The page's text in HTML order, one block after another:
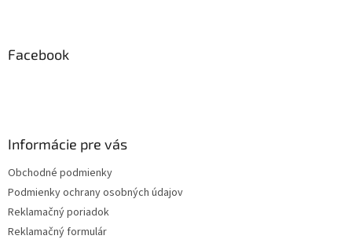
Facebook
Informácie pre vás
Obchodné podmienky
Podmienky ochrany osobných údajov
Reklamačný poriadok
Reklamačný formulár